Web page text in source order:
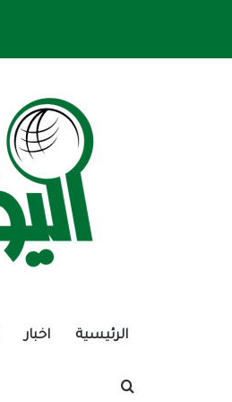
الرئيسية اخبار
بحث عن